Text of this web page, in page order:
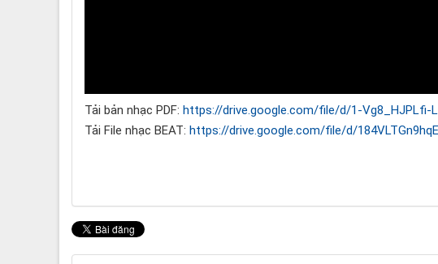
Tải bản nhạc PDF: https://drive.google.com/file/d/1-Vg8_HJPLfi-
Tải File nhạc BEAT: https://drive.google.com/file/d/